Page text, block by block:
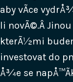
aby vÃ­ce
li novÃ©.Â
kterÃ½mi
investovat do
Å¾e se